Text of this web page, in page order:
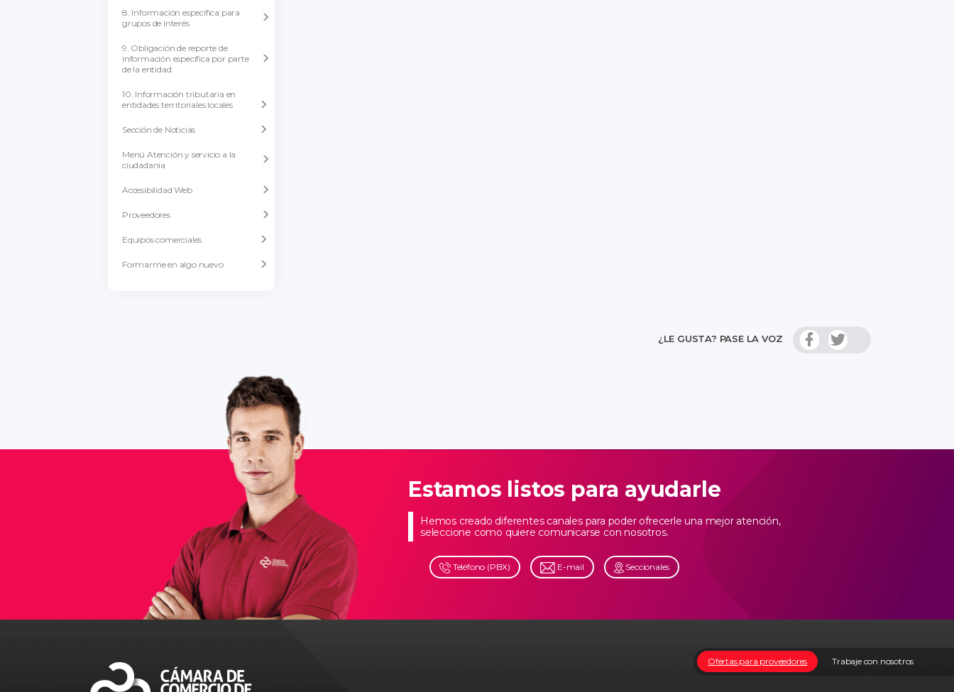
8. Información específica para
grupos de interés
9. Obligación de reporte de
información específica por parte
de la entidad
10. Información tributaria en
entidades territoriales locales
Sección de Noticias
Menú Atención y servicio a la
ciudadania
Accesibilidad Web
Proveedores
Equipos comerciales
Formarme en algo nuevo
¿LE GUSTA? PASE LA VOZ
Estamos listos para ayudarle
Hemos creado diferentes canales para poder ofrecerle una mejor atención,
seleccione como quiere comunicarse con nosotros.
Teléfono (PBX) E-mail Seccionales
Trabaje con nosotros
Ofertas para proveedores